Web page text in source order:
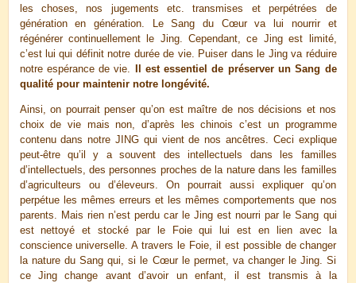
les choses, nos jugements etc. transmises et perpétrées de
génération en génération. Le Sang du Cœur va lui nourrir et
régénérer continuellement le Jing. Cependant, ce Jing est limité,
c’est lui qui définit notre durée de vie. Puiser dans le Jing va réduire
notre espérance de vie. Il est essentiel de préserver un Sang de
qualité pour maintenir notre longévité.
Ainsi, on pourrait penser qu’on est maître de nos décisions et nos
choix de vie mais non, d’après les chinois c’est un programme
contenu dans notre JING qui vient de nos ancêtres. Ceci explique
peut-être qu’il y a souvent des intellectuels dans les familles
d’intellectuels, des personnes proches de la nature dans les familles
d’agriculteurs ou d’éleveurs. On pourrait aussi expliquer qu’on
perpétue les mêmes erreurs et les mêmes comportements que nos
parents. Mais rien n’est perdu car le Jing est nourri par le Sang qui
est nettoyé et stocké par le Foie qui lui est en lien avec la
conscience universelle. A travers le Foie, il est possible de changer
la nature du Sang qui, si le Cœur le permet, va changer le Jing. Si
ce Jing change avant d’avoir un enfant, il est transmis à la